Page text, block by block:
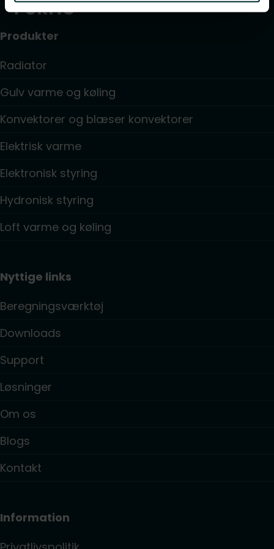
Produkter
Radiator
Gulv varme og køling
Konvektorer og blæser konvektorer
Elektrisk varme
Elektronisk styring
Hydronisk styring
Loft varme og køling
Nyttige links
Beregningsværktøj
Downloads
Support
Løsninger
Om os
Blogs
Kontakt
Information